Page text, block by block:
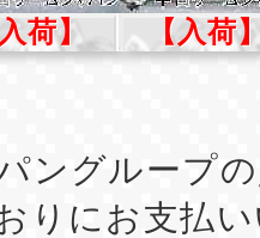
入荷】 【入荷
ングループ
りにお支払